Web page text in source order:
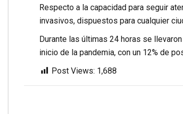
Respecto a la capacidad para seguir
invasivos, dispuestos para cualquier
Durante las últimas 24 horas se
inicio de la pandemia, con un 12% de
Post Views: 1,688